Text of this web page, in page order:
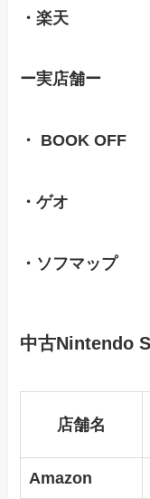
・楽天
ー実店舗ー
・ BOOK OFF
・ゲオ
・ソフマップ
中古Nintendo
店舗名
Amazon